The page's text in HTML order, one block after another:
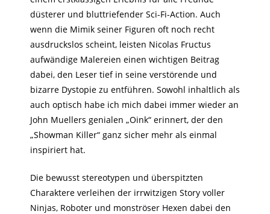
düsterer und bluttriefender Sci-Fi-Action. Auch
wenn die Mimik seiner Figuren oft noch recht
ausdruckslos scheint, leisten Nicolas Fructus
aufwändige Malereien einen wichtigen Beitrag
dabei, den Leser tief in seine verstörende und
bizarre Dystopie zu entführen. Sowohl inhaltlich als
auch optisch habe ich mich dabei immer wieder an
John Muellers genialen „Oink“ erinnert, der den
„Showman Killer“ ganz sicher mehr als einmal
inspiriert hat.
Die bewusst stereotypen und überspitzten
Charaktere verleihen der irrwitzigen Story voller
Ninjas, Roboter und monströser Hexen dabei den